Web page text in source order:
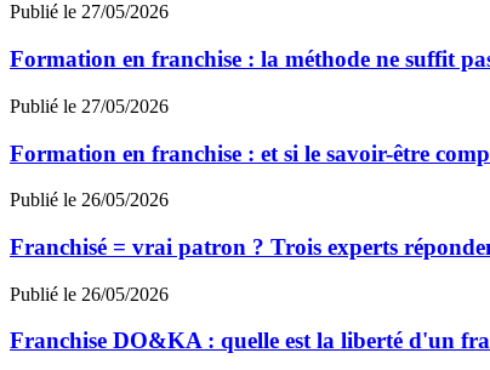
Publié le 27/05/2026
Formation en franchise : la méthode ne suffit
Publié le 27/05/2026
Formation en franchise : et si le savoir-être
Publié le 26/05/2026
Franchisé = vrai patron ? Trois experts
Publié le 26/05/2026
Franchise DO&KA : quelle est la liberté d'un